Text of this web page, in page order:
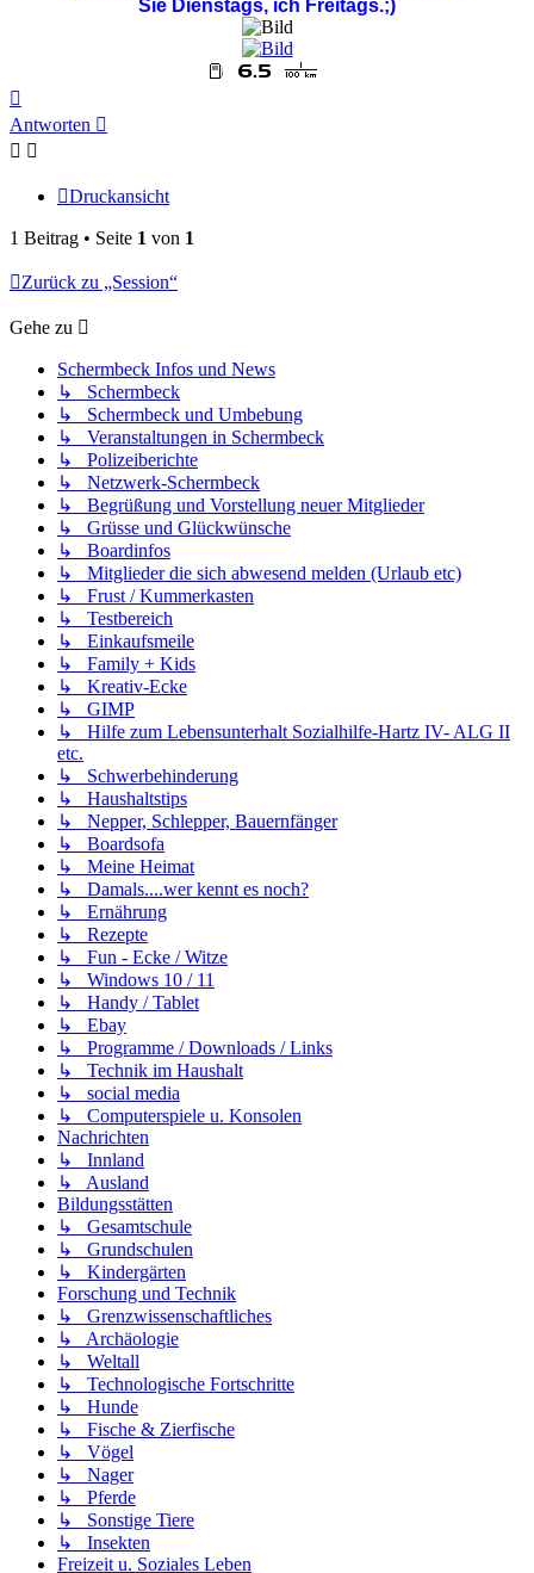
Sie Dienstags, ich Freitags.;)
oben
Antworten
Druckansicht
1 Beitrag • Seite 1 von 1
Zurück zu „Session“
Gehe zu
Schermbeck Infos und News
↳ Schermbeck
↳ Schermbeck und Umbebung
↳ Veranstaltungen in Schermbeck
↳ Polizeiberichte
↳ Netzwerk-Schermbeck
↳ Begrüßung und Vorstellung neuer Mitglieder
↳ Grüsse und Glückwünsche
↳ Boardinfos
↳ Mitglieder die sich abwesend melden (Urlaub etc)
↳ Frust / Kummerkasten
↳ Testbereich
↳ Einkaufsmeile
↳ Family + Kids
↳ Kreativ-Ecke
↳ GIMP
↳ Hilfe zum Lebensunterhalt Sozialhilfe-Hartz IV- ALG II
etc.
↳ Schwerbehinderung
↳ Haushaltstips
↳ Nepper, Schlepper, Bauernfänger
↳ Boardsofa
↳ Meine Heimat
↳ Damals....wer kennt es noch?
↳ Ernährung
↳ Rezepte
↳ Fun - Ecke / Witze
↳ Windows 10 / 11
↳ Handy / Tablet
↳ Ebay
↳ Programme / Downloads / Links
↳ Technik im Haushalt
↳ social media
↳ Computerspiele u. Konsolen
Nachrichten
↳ Innland
↳ Ausland
Bildungsstätten
↳ Gesamtschule
↳ Grundschulen
↳ Kindergärten
Forschung und Technik
↳ Grenzwissenschaftliches
↳ Archäologie
↳ Weltall
↳ Technologische Fortschritte
↳ Hunde
↳ Fische & Zierfische
↳ Vögel
↳ Nager
↳ Pferde
↳ Sonstige Tiere
↳ Insekten
Freizeit u. Soziales Leben